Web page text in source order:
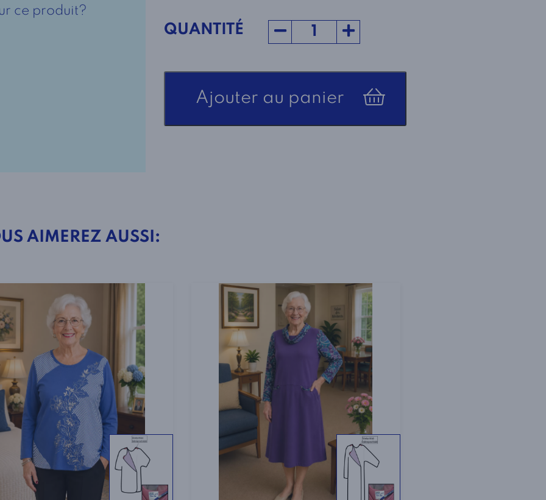
ce produit?
QUANTITÉ
Ajouter au panier
AIMEREZ AUSSI: